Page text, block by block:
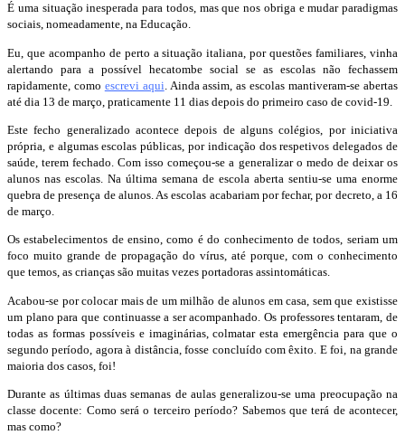
É uma situação inesperada para todos, mas que nos obriga e mudar paradigmas
sociais, nomeadamente, na Educação.
Eu, que acompanho de perto a situação italiana, por questões familiares, vinha
alertando para a possível hecatombe social se as escolas não fechassem
rapidamente, como escrevi aqui . Ainda assim, as escolas mantiveram-se abertas
até dia 13 de março, praticamente 11 dias depois do primeiro caso de covid-19.
Este fecho generalizado acontece depois de alguns colégios, por iniciativa
própria, e algumas escolas públicas, por indicação dos respetivos delegados de
saúde, terem fechado. Com isso começou-se a generalizar o medo de deixar os
alunos nas escolas. Na última semana de escola aberta sentiu-se uma enorme
quebra de presença de alunos. As escolas acabariam por fechar, por decreto, a 16
de março.
Os estabelecimentos de ensino, como é do conhecimento de todos, seriam um
foco muito grande de propagação do vírus, até porque, com o conhecimento
que temos, as crianças são muitas vezes portadoras assintomáticas.
Acabou-se por colocar mais de um milhão de alunos em casa, sem que existisse
um plano para que continuasse a ser acompanhado. Os professores tentaram, de
todas as formas possíveis e imaginárias, colmatar esta emergência para que o
segundo período, agora à distância, fosse concluído com êxito. E foi, na grande
maioria dos casos, foi!
Durante as últimas duas semanas de aulas generalizou-se uma preocupação na
classe docente: Como será o terceiro período? Sabemos que terá de acontecer,
mas como?